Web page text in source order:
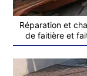
Réparation et
de faitière et